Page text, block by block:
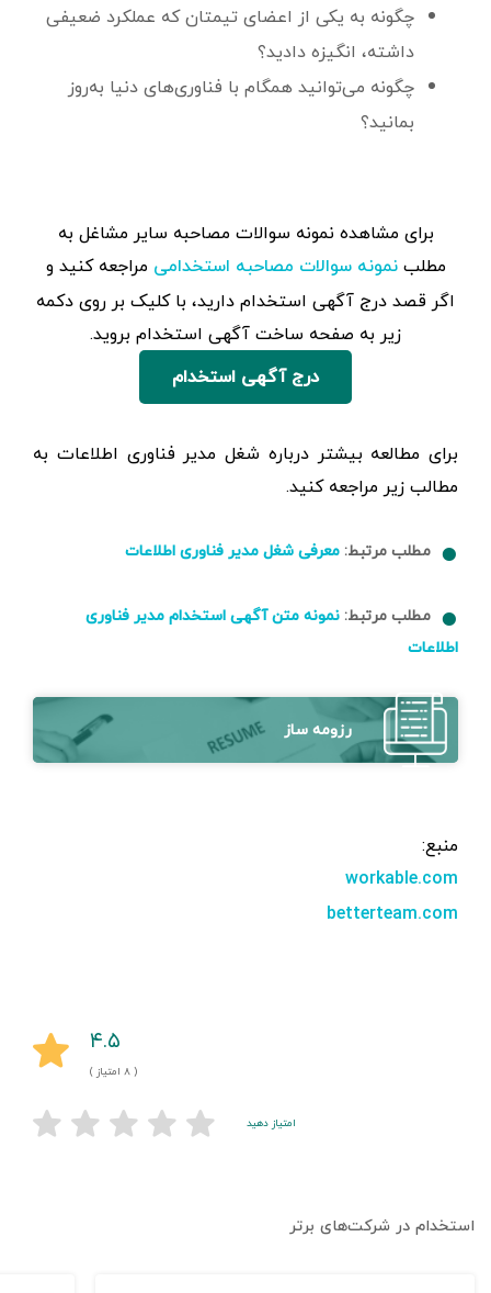
چگونه به یکی از اعضای تیمتان که عملکرد ضعیفی
داشته، انگیزه دادید؟
چگونه می‌توانید همگام با فناوری‌های دنیا به‌روز
بمانید؟
برای مشاهده‌ نمونه سوالات مصاحبه سایر مشاغل به
مطلبنمونه سوالات مصاحبه استخدامی مراجعه کنید و
اگر قصد درج آگهی استخدام دارید، با کلیک بر روی دکمه
زیر به صفحه ساخت آگهی استخدام بروید.
درج آگهی استخدام
برای مطالعه بیشتر درباره شغل مدیر فناوری اطلاعات به
مطالب زیر مراجعه کنید.
مطلب مرتبط: معرفی شغل مدیر فناوری اطلاعات
مطلب مرتبط: نمونه متن آگهی استخدام مدیر فناوری
اطلاعات
رزومه ساز
منبع:
workable.com
betterteam.com
۴.۵
( ۸ امتیاز )
امتیاز دهید
استخدام در شرکت‌های برتر